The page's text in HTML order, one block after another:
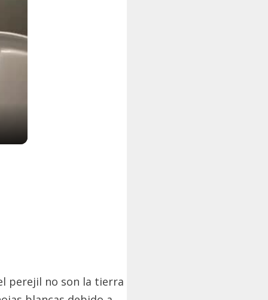
perejil no son la tierra